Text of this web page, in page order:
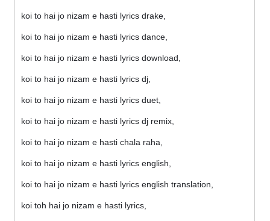
koi to hai jo nizam e hasti lyrics drake,
koi to hai jo nizam e hasti lyrics dance,
koi to hai jo nizam e hasti lyrics download,
koi to hai jo nizam e hasti lyrics dj,
koi to hai jo nizam e hasti lyrics duet,
koi to hai jo nizam e hasti lyrics dj remix,
koi to hai jo nizam e hasti chala raha,
koi to hai jo nizam e hasti lyrics english,
koi to hai jo nizam e hasti lyrics english translation,
koi toh hai jo nizam e hasti lyrics,